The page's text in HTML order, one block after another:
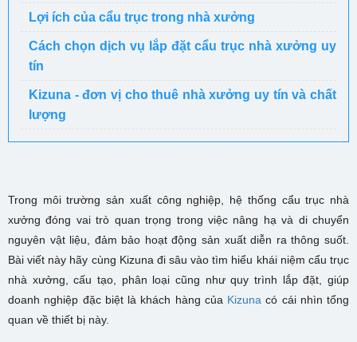
Lợi ích của cẩu trục trong nhà xưởng
Cách chọn dịch vụ lắp đặt cẩu trục nhà xưởng uy
tín
Kizuna - đơn vị cho thuê nhà xưởng uy tín và chất
lượng
Trong môi trường sản xuất công nghiệp, hệ thống cẩu trục nhà
xưởng đóng vai trò quan trọng trong việc nâng hạ và di chuyển
nguyên vật liệu, đảm bảo hoạt động sản xuất diễn ra thông suốt.
Bài viết này hãy cùng Kizuna đi sâu vào tìm hiểu khái niệm cẩu trục
nhà xưởng, cấu tạo, phân loại cũng như quy trình lắp đặt, giúp
doanh nghiệp đặc biệt là khách hàng của Kizuna có cái nhìn tổng
quan về thiết bị này.